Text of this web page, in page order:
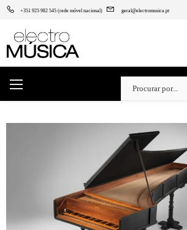
+351 925 982 545 (rede móvel nacional) geral@electromusica.pt